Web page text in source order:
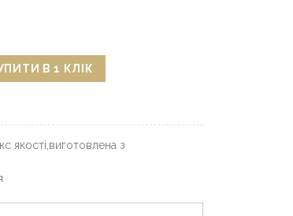
В 1 КЛІК
якості,виготовлена з